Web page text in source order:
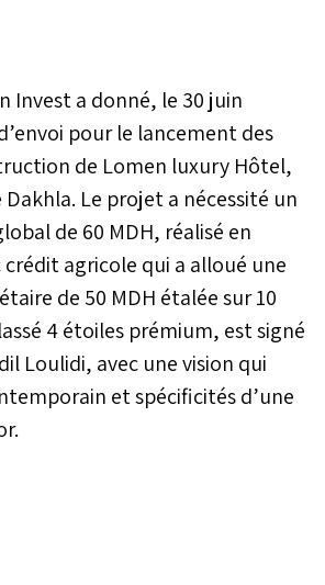
Invest a donné, le 30 juin
pour le lancement des
de Lomen luxury Hôtel,
Le projet a nécessité un
de 60 MDH, réalisé en
agricole qui a alloué une
de 50 MDH étalée sur 10
4 étoiles prémium, est signé
Loulidi, avec une vision qui
et spécificités d’une